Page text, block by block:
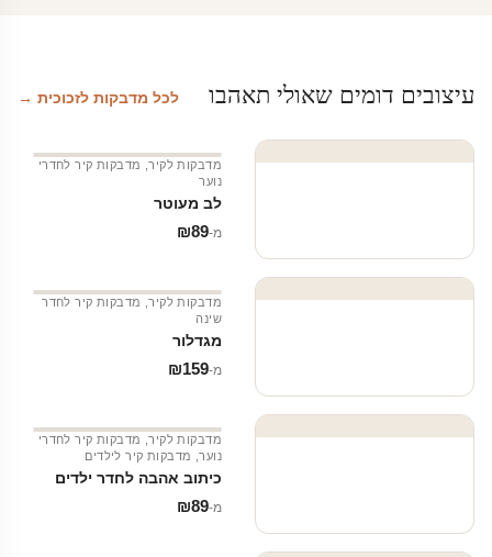
עיצובים דומים שאולי תאהבו לכל מדבקות לזכוכית →
מדבקות לקיר,
מדבקות קיר לחדרי
נוער
לב מעוטר
מ‑ ₪89
מדבקות לקיר,
מדבקות קיר לחדר
שינה
מגדלור
מ‑ ₪159
מדבקות לקיר,
מדבקות קיר לחדרי
נוער, מדבקות קיר לילדים
כיתוב אהבה לחדר ילדים
מ‑ ₪89